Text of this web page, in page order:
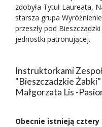
zdobyła Tytuł Laureata,
starsza grupa
przeszły pod
jednostki patronującej.
Instruktorkami
"Bieszczadzkie Żabki"
Małgorzata Lis -
Obecnie istnieją cztery